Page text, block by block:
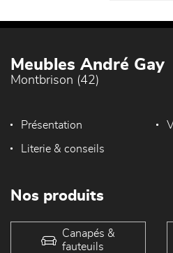
Meubles André Gay
Montbrison (42)
Présentation
Literie & conseils
Nos produits
Canapés &
fauteuils